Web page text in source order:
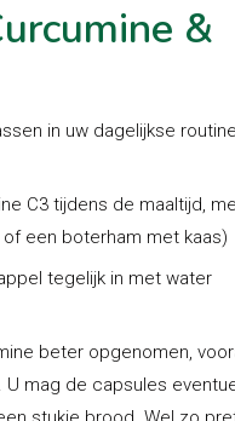
&
in uw dagelijkse
C3 tijdens de maaltijd,
een boterham met kaas)
tegelijk in met water
beter opgenomen,
mag de capsules